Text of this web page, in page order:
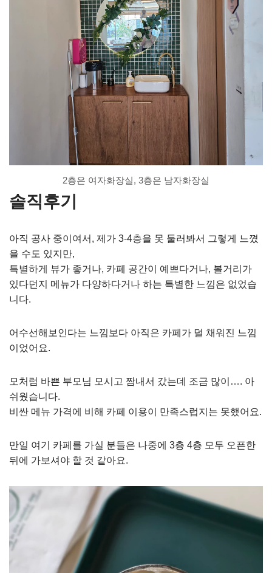
2층은 여자화장실, 3층은 남자화장실
솔직후기
아직 공사 중이여서, 제가 3-4층을 못 둘러봐서 그렇게 느꼈
을 수도 있지만,
특별하게 뷰가 좋거나, 카페 공간이 예쁘다거나, 볼거리가
있다던지 메뉴가 다양하다거나 하는 특별한 느낌은 없었습
니다.
어수선해보인다는 느낌보다 아직은 카페가 덜 채워진 느낌
이었어요.
모처럼 바쁜 부모님 모시고 짬내서 갔는데 조금 많이…. 아
쉬웠습니다.
비싼 메뉴 가격에 비해 카페 이용이 만족스럽지는 못했어요.
만일 여기 카페를 가실 분들은 나중에 3층 4층 모두 오픈한
뒤에 가보셔야 할 것 같아요.